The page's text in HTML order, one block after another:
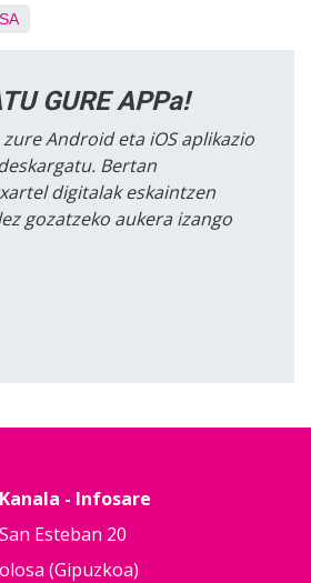
GURE APPa!
Android eta iOS aplikazio
Bertan
digitalak eskaintzen
gozatzeko aukera izango
- Infosare
San Esteban 20
(Gipuzkoa)